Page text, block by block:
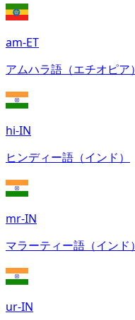
am-ET
アムハラ語（エチオピア）
hi-IN
ヒンディー語（インド）
mr-IN
マラーティー語（インド）
ur-IN